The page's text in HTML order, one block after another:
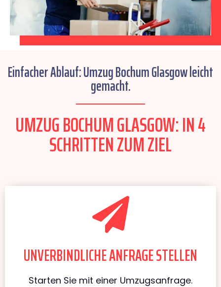
Einfacher Ablauf: Umzug Bochum Glasgow leicht
gemacht.
UMZUG BOCHUM GLASGOW: IN 4
SCHRITTEN ZUM ZIEL
UNVERBINDLICHE ANFRAGE STELLEN
Starten Sie mit einer Umzugsanfrage.